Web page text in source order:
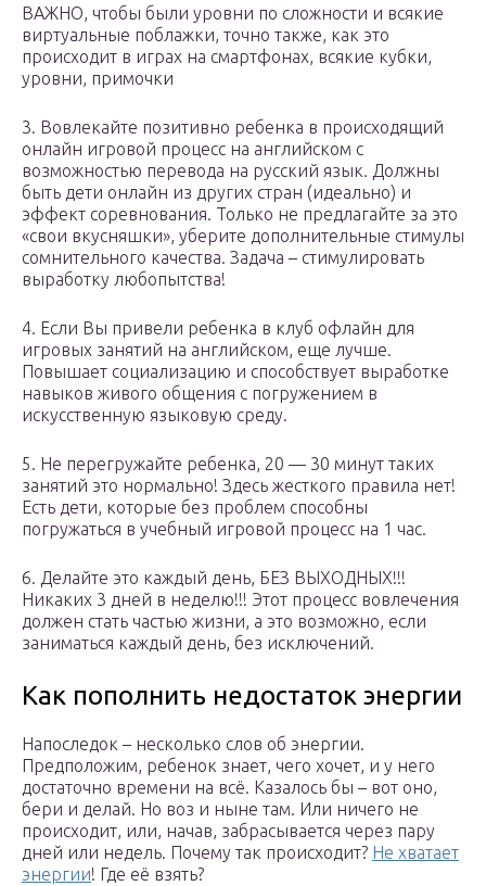
ВАЖНО, чтобы были уровни по сложности и всякие
виртуальные поблажки, точно также, как это
происходит в играх на смартфонах, всякие кубки,
уровни, примочки
3. Вовлекайте позитивно ребенка в происходящий
онлайн игровой процесс на английском с
возможностью перевода на русский язык. Должны
быть дети онлайн из других стран (идеально) и
эффект соревнования. Только не предлагайте за это
«свои вкусняшки», уберите дополнительные стимулы
сомнительного качества. Задача – стимулировать
выработку любопытства!
4. Если Вы привели ребенка в клуб офлайн для
игровых занятий на английском, еще лучше.
Повышает социализацию и способствует выработке
навыков живого общения с погружением в
искусственную языковую среду.
5. Не перегружайте ребенка, 20 — 30 минут таких
занятий это нормально! Здесь жесткого правила нет!
Есть дети, которые без проблем способны
погружаться в учебный игровой процесс на 1 час.
6. Делайте это каждый день, БЕЗ ВЫХОДНЫХ!!!
Никаких 3 дней в неделю!!! Этот процесс вовлечения
должен стать частью жизни, а это возможно, если
заниматься каждый день, без исключений.
Как пополнить недостаток энергии
Напоследок – несколько слов об энергии.
Предположим, ребенок знает, чего хочет, и у него
достаточно времени на всё. Казалось бы – вот оно,
бери и делай. Но воз и ныне там. Или ничего не
происходит, или, начав, забрасывается через пару
дней или недель. Почему так происходит? Не хватает
энергии! Где её взять?